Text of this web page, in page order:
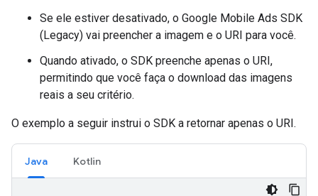
Se ele estiver desativado, o Google Mobile Ads SDK
(Legacy) vai preencher a imagem e o URI para você.
Quando ativado, o SDK preenche apenas o URI,
permitindo que você faça o download das imagens
reais a seu critério.
O exemplo a seguir instrui o SDK a retornar apenas o URI.
Java Kotlin